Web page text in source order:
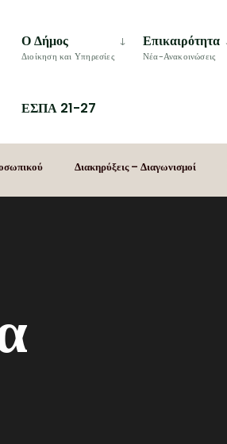
Ο Δήμος
Διοίκηση και Υπηρεσίες
Επικαιρότητα
Νέα-Ανακοινώσεις
ΕΣΠΑ 21-27
Διακηρύξεις – Διαγωνισμοί